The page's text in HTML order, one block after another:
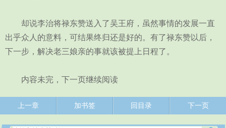
却说李治将禄东赞送入了吴王府，虽然事情的发展一直
出乎众人的意料，可结果终归还是好的。有了禄东赞以后，
下一步，解决老三娘亲的事就该被提上日程了。
内容未完，下一页继续阅读
上一章 加书签 回目录 下一页